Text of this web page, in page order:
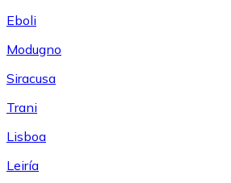
Eboli
Modugno
Siracusa
Trani
Lisboa
Leiría